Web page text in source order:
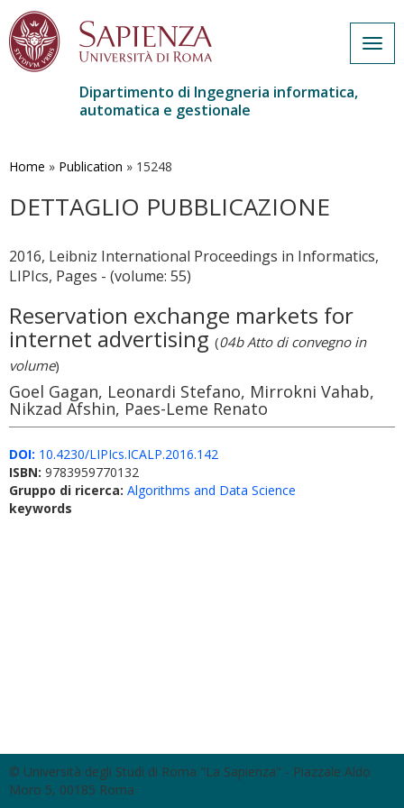
contenuto
Dipartimento di Ingegneria informatica,
automatica e gestionale
Home » Publication » 15248
DETTAGLIO PUBBLICAZIONE
2016, Leibniz International Proceedings in Informatics,
LIPIcs, Pages - (volume: 55)
Reservation exchange markets for
internet advertising(04b Atto di convegno in
volume)
Goel Gagan, Leonardi Stefano, Mirrokni Vahab,
Nikzad Afshin, Paes-Leme Renato
DOI: 10.4230/LIPIcs.ICALP.2016.142
ISBN: 9783959770132
Gruppo di ricerca: Algorithms and Data Science
keywords
© Università degli Studi di Roma "La Sapienza" - Piazzale Aldo
Moro 5, 00185 Roma